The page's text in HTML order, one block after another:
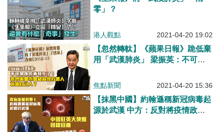
零」？
港人觀點 2021-04-20 19:02
【忽然轉軚】《蘋果日報》跪低棄
用「武漢肺炎」 梁振英：不可想
控方證人，頂證自己人？
焦點新聞 2021-04-20 15:36
【抹黑中國】約翰遜稱新冠病毒起
源於武漢 中方：反對將疫情政治